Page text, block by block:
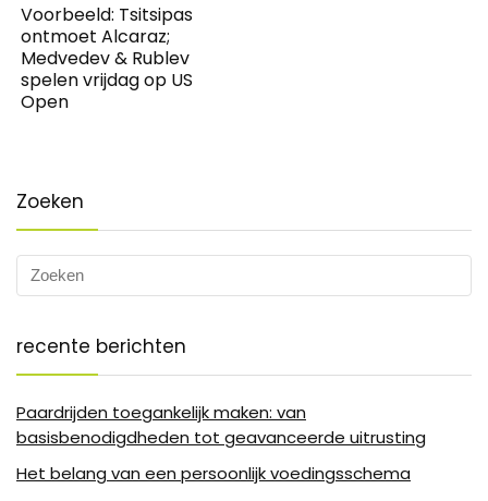
Voorbeeld: Tsitsipas
ontmoet Alcaraz;
Medvedev & Rublev
spelen vrijdag op US
Open
Zoeken
recente berichten
Paardrijden toegankelijk maken: van
basisbenodigdheden tot geavanceerde uitrusting
Het belang van een persoonlijk voedingsschema